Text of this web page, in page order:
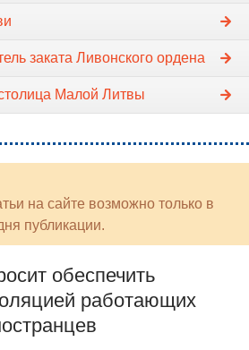
заката Ливонского ордена
Малой Литвы
на сайте возможно только в
публикации.
обеспечить
работающих